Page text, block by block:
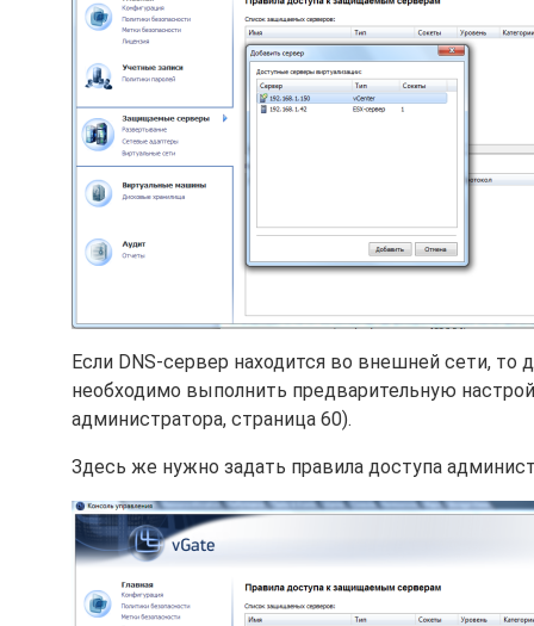
Если DNS-сервер находится во внешней сети,
необходимо выполнить предварительную
администратора, страница 60).
Здесь же нужно задать правила доступа